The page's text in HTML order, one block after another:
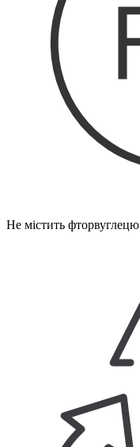
Не містить фторвуглецю